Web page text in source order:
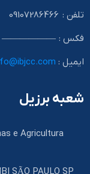
تلفن : 09107286466
فکس : ——————
ایمیل :
شعبه برزیل
e Agricultura